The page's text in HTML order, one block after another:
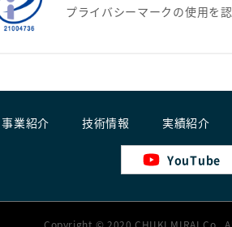
プライバシーマークの使用を
事業紹介 技術情報 実績紹介
YouTube
Copyright © 2020 CHIIKI MIRAI Co.,